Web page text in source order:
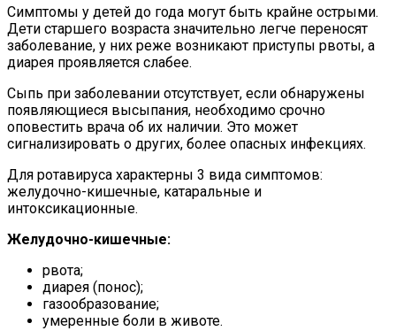
Симптомы у детей до года могут быть крайне острыми.
Дети старшего возраста значительно легче переносят
заболевание, у них реже возникают приступы рвоты, а
диарея проявляется слабее.
Сыпь при заболевании отсутствует, если обнаружены
появляющиеся высыпания, необходимо срочно
оповестить врача об их наличии. Это может
сигнализировать о других, более опасных инфекциях.
Для ротавируса характерны 3 вида симптомов:
желудочно-кишечные, катаральные и
интоксикационные.
Желудочно-кишечные:
рвота;
диарея (понос);
газообразование;
умеренные боли в животе.